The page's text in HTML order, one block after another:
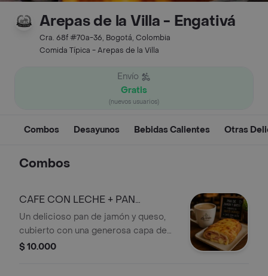
Arepas de la Villa - Engativá
Cra. 68f #70a-36, Bogotá, Colombia
Comida Típica - Arepas de la Villa
Envío
Gratis
(nuevos usuarios)
Combos Desayunos Bebidas Calientes Otras
Combos
CAFE CON LECHE + PAN
LLANERO
Un delicioso pan de jamón y queso,
cubierto con una generosa capa de
queso gratinado y dorado, que
$ 10.000